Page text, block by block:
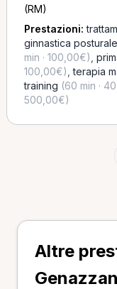
(RM)
Prestazioni:
ginnastica posturale
min · 100,00€)
100,00€) ,terapia
training (60 min ·
500,00€)
Altre